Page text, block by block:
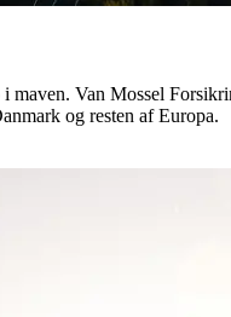
maven. Van Mossel
og resten af Europa.